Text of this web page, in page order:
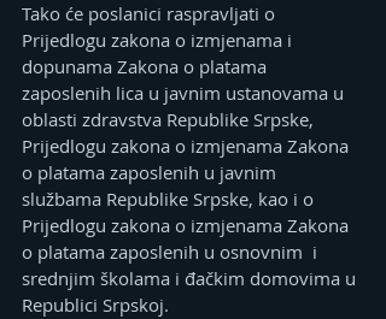
Tako će poslanici raspravljati o
Prijedlogu zakona o izmjenama i
dopunama Zakona o platama
zaposlenih lica u javnim ustanovama u
oblasti zdravstva Republike Srpske,
Prijedlogu zakona o izmjenama Zakona
o platama zaposlenih u javnim
službama Republike Srpske, kao i o
Prijedlogu zakona o izmjenama Zakona
o platama zaposlenih u osnovnim  i
srednjim školama i đačkim domovima u
Republici Srpskoj.